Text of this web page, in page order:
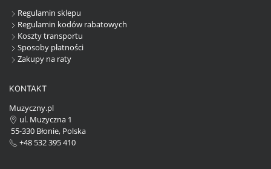
Regulamin sklepu
Regulamin kodów rabatowych
Koszty transportu
Sposoby płatności
Zakupy na raty
KONTAKT
Muzyczny.pl
ul. Muzyczna 1
55-330 Błonie, Polska
+48 532 395 410